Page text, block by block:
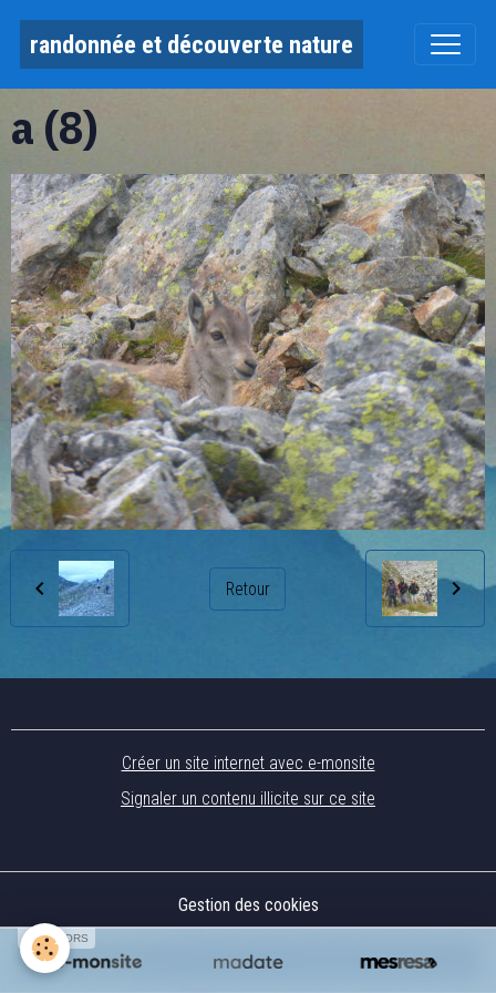
randonnée et découverte nature
a (8)
Retour
Créer un site internet avec e-monsite
Signaler un contenu illicite sur ce site
Gestion des cookies
SPONSORS